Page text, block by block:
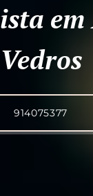
em
Vedros
914075377